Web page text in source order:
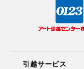
引越サービス